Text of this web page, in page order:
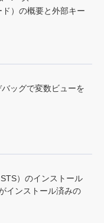
）の概要と外部キー
ッグで変数ビューを
）のインストール
インストール済みの